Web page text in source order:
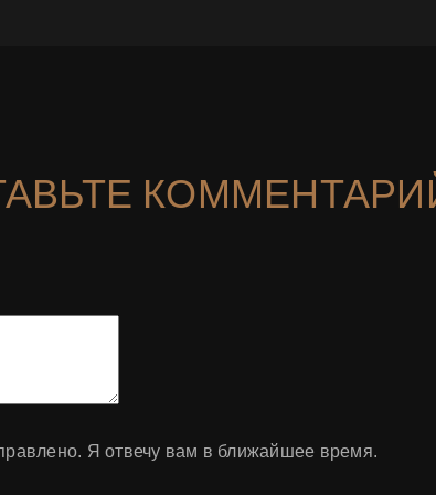
Я отвечу вам в ближайшее время.